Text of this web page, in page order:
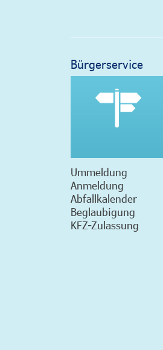
Bürgerservice
Ummeldung
Anmeldung
Abfallkalender
Beglaubigung
KFZ-Zulassung